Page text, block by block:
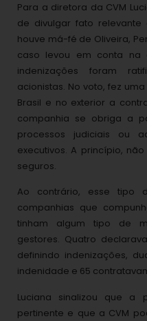
Para a diretora da CVM
de divulgar fato
houve má-fé de Oliveira,
caso levou em conta
indenizações foram
acionistas. No voto, fez
Brasil e no exterior a
companhia se obriga a
processos judiciais ou
executivos. A princípio,
seguros.
Ao contrário, esse tipo
companhias que
tinham algum tipo de
gestores. Quatro
definindo indenizações,
indenidade e 65
Luciana sinalizou que
pertinente e que a CVM